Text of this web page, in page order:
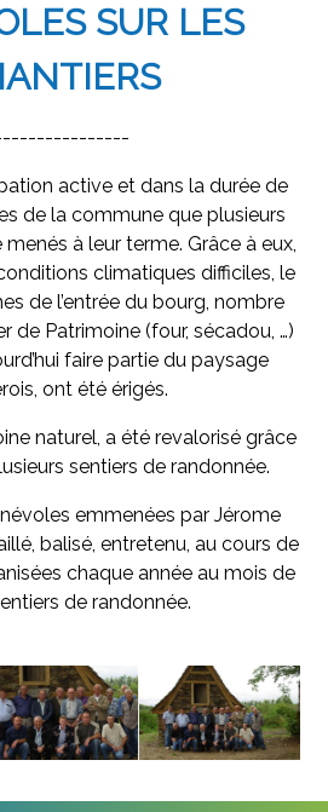
SUR LES
active et dans la durée de
de la commune que plusieurs
à leur terme. Grâce à eux,
climatiques difficiles, le
de l’entrée du bourg, nombre
de Patrimoine (four, sécadou, …)
faire partie du paysage
ont été érigés.
naturel, a été revalorisé grâce
sentiers de randonnée.
emmenées par Jérome
balisé, entretenu, au cours de
chaque année au mois de
de randonnée.